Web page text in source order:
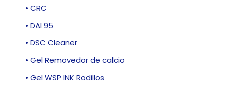
• CRC
• DAI 95
• DSC Cleaner
• Gel Removedor de calcio
• Gel WSP INK Rodillos